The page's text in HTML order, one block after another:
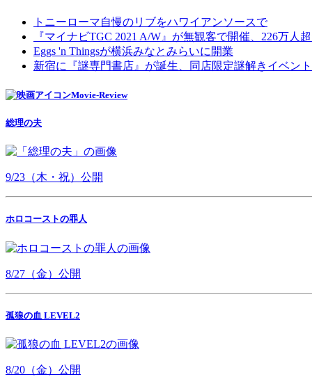
トニーローマ自慢のリブをハワイアンソースで
『マイナビTGC 2021 A/W』が無観客で開催、226万人
Eggs 'n Thingsが横浜みなとみらいに開業
新宿に『謎専門書店』が誕生、同店限定謎解きイベン
Movie-Review
総理の夫
9/23（木・祝）公開
ホロコーストの罪人
8/27（金）公開
孤狼の血 LEVEL2
8/20（金）公開